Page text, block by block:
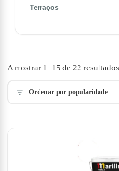
Terraços
A mostrar 1–15 de 22 resultados
Ordenar por popularidade